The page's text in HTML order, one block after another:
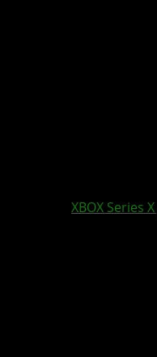
XBOX Series X